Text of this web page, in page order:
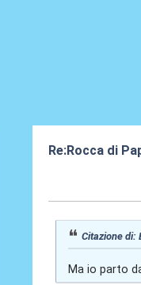
Re:Rocca di
Citazione di:
Ma io parto